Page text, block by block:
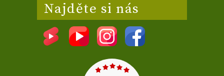
Najděte si nás